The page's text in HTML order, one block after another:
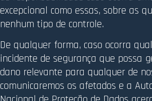
excepcional como essas, sobre as
nenhum tipo de controle.
De qualquer forma, caso ocorra
incidente de segurança que possa
dano relevante para qualquer de
comunicaremos os afetados e a